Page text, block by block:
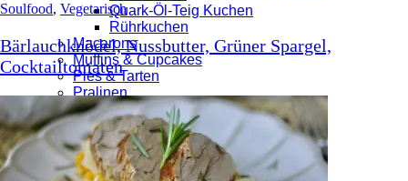
Quark-Öl-Teig Kuchen
Rührkuchen
Macarons
Muffins & Cupcakes
Pies & Tarten
Pralinen
Torten & Törtchen
Waffeln
Sonstiges
Bäckerei
Blätterteig Goodies
Soulfood, Vegetarisch
Bärlauchknödel, Nussbutter, Grüner Spargel,
Cocktailtomaten